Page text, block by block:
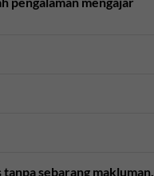
sebarang makluman.